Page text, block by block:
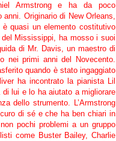
Armstrong e ha da poco
anni. Originario di New Orleans,
quasi un elemento costitutivo
del Mississippi, ha mosso i suoi
di Mr. Davis, un maestro di
nei primi anni del Novecento.
quando è stato ingaggiato
ha incontrato la pianista Lil
lui e lo ha aiutato a migliorare
dello strumento. L’Armstrong
di sé e che ha ben chiari in
pochi problemi a un gruppo
come Buster Bailey, Charlie